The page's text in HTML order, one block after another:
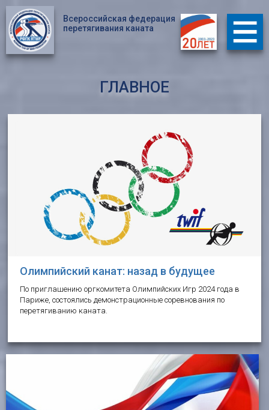
Всероссийская федерация
перетягивания каната
ГЛАВНОЕ
Олимпийский канат: назад в будущее
По приглашению оргкомитета Олимпийских Игр 2024 года в
Париже, состоялись демонстрационные соревнования по
перетягиванию каната.